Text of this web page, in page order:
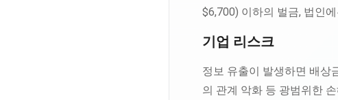
$6,700) 이하의 벌금, 법인
기업 리스크
정보 유출이 발생하면 배상
의 관계 악화 등 광범위한